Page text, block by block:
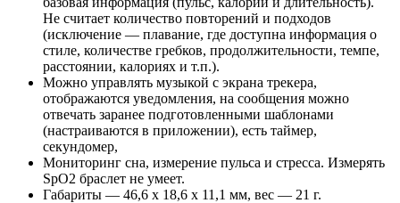
Не считает количество повторений и подходов
(исключение — плавание, где доступна информация о
стиле, количестве гребков, продолжительности, темпе,
расстоянии, калориях и т.п.).
Можно управлять музыкой с экрана трекера,
отображаются уведомления, на сообщения можно
отвечать заранее подготовленными шаблонами
(настраиваются в приложении), есть таймер,
секундомер,
Мониторинг сна, измерение пульса и стресса. Измерять
SpO2 браслет не умеет.
Габариты — 46,6 x 18,6 x 11,1 мм, вес — 21 г.